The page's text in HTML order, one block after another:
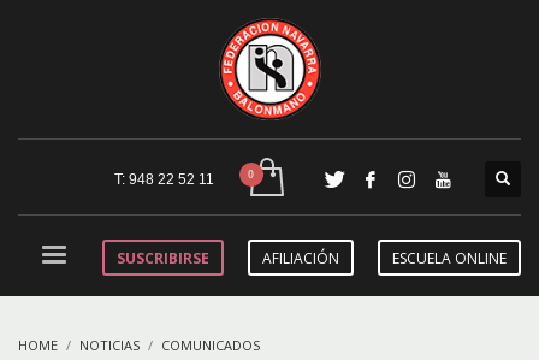
T: 948 22 52 11
SUSCRIBIRSE AFILIACIÓN ESCUELA ONLINE
HOME NOTICIAS
COMUNICADOS